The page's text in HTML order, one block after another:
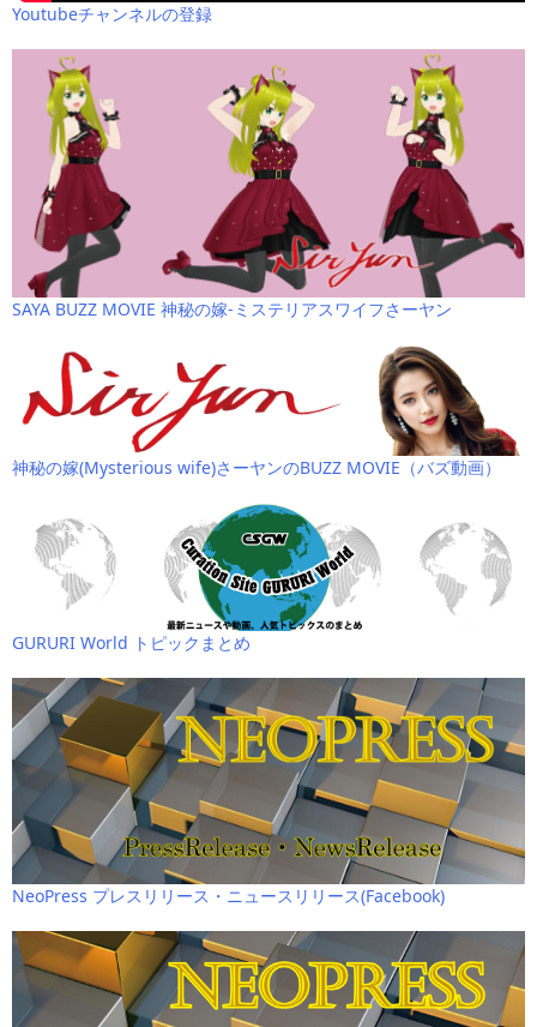
Youtubeチャンネルの登録
SAYA BUZZ MOVIE 神秘の嫁-ミステリアスワイフさーヤン
神秘の嫁(Mysterious wife)さーヤンのBUZZ MOVIE（バズ動画）
GURURI World トピックまとめ
NeoPress プレスリリース・ニュースリリース(Facebook)